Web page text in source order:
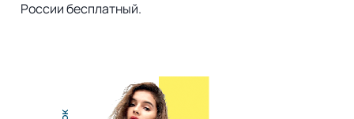
России бесплатный.